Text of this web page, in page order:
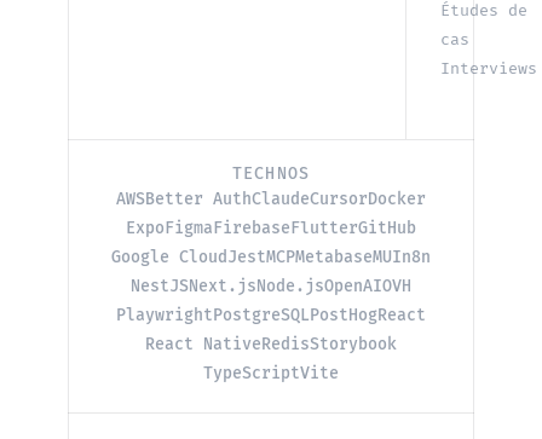
Études de
cas
Interviews
TECHNOS
AWSBetter AuthClaudeCursorDocker
Expo Figma Firebase FlutterGitHub
Google CloudJestMCPMetabaseMUIn8n
NestJSNext.jsNode.jsOpenAIOVH
Playwright PostgreSQL PostHogReact
React NativeRedisStorybook
TypeScriptVite